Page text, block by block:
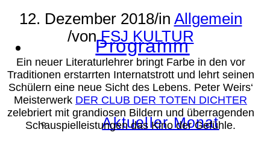
Programm
Aktueller Monat
12. Dezember 2018/in Allgemein
/vonFSJ KULTUR
Ein neuer Literaturlehrer bringt Farbe in den vor
Traditionen erstarrten Internatstrott und lehrt seinen
Schülern eine neue Sicht des Lebens. Peter Weirs‘
Meisterwerk DER CLUB DER TOTEN DICHTER
zelebriert mit grandiosen Bildern und überragenden
Schauspielleistungen das Kino der Gefühle.